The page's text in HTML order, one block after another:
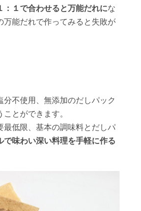
：１で合わせると万能だれにな
万能だれで作ってみると失敗が
分不使用、無添加のだしパック
とができます。
最低限、基本の調味料とだしパ
味わい深い料理を手軽に作る